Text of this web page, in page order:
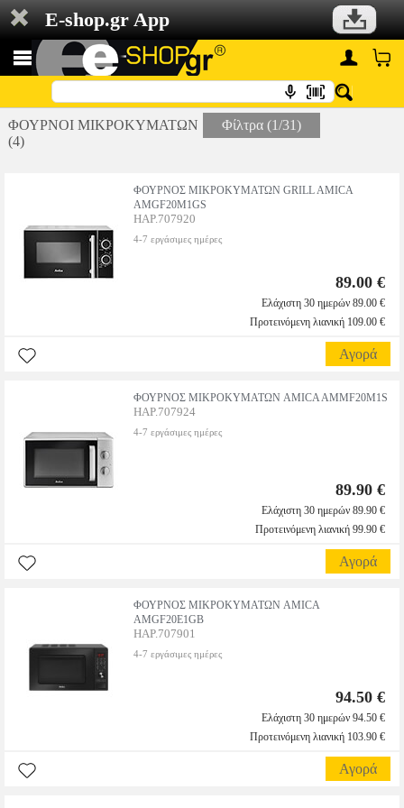
E-shop.gr App
ΦΟΥΡΝΟΙ ΜΙΚΡΟΚΥΜΑΤΩΝ
(4)
Φίλτρα (1/31)
ΦΟΥΡΝΟΣ ΜΙΚΡΟΚΥΜΑΤΩΝ GRILL AMICA
AMGF20M1GS
HAP.707920
4-7 εργάσιμες ημέρες
89.00 €
Ελάχιστη 30 ημερών 89.00 €
Προτεινόμενη λιανική 109.00 €
Αγορά
ΦΟΥΡΝΟΣ ΜΙΚΡΟΚΥΜΑΤΩΝ AMICA AMMF20M1S
HAP.707924
4-7 εργάσιμες ημέρες
89.90 €
Ελάχιστη 30 ημερών 89.90 €
Προτεινόμενη λιανική 99.90 €
Αγορά
ΦΟΥΡΝΟΣ ΜΙΚΡΟΚΥΜΑΤΩΝ AMICA
AMGF20E1GB
HAP.707901
4-7 εργάσιμες ημέρες
94.50 €
Ελάχιστη 30 ημερών 94.50 €
Προτεινόμενη λιανική 103.90 €
Αγορά